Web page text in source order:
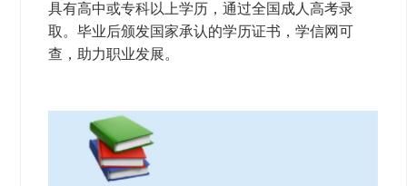
具有高中或专科以上学历，通过全国成人高考录
取。毕业后颁发国家承认的学历证书，学信网可
查，助力职业发展。